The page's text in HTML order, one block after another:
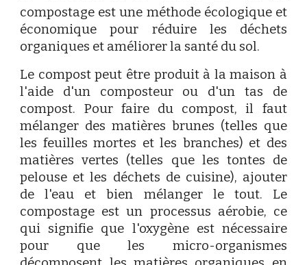
compostage est une méthode écologique et
économique pour réduire les déchets
organiques et améliorer la santé du sol.
Le compost peut être produit à la maison à
l'aide d'un composteur ou d'un tas de
compost. Pour faire du compost, il faut
mélanger des matières brunes (telles que
les feuilles mortes et les branches) et des
matières vertes (telles que les tontes de
pelouse et les déchets de cuisine), ajouter
de l'eau et bien mélanger le tout. Le
compostage est un processus aérobie, ce
qui signifie que l'oxygène est nécessaire
pour que les micro-organismes